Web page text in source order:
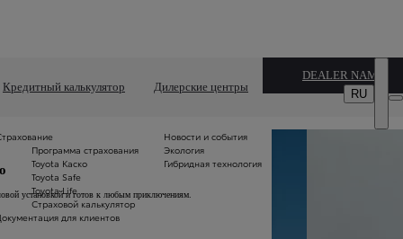
Кредитный калькулятор Дилерские центры
DEALER NAME
Программа страхования
Toyota Каско
Toyota Safe
Toyota Life
Страховой калькулятор
для клиентов
Новости и события
Экология
Гибридная технология
RU
установкой и готов к любым приключениям.